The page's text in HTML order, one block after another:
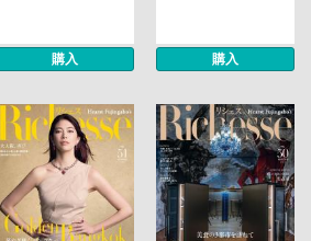
購入 購入